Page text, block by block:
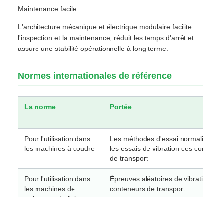
Maintenance facile
L'architecture mécanique et électrique modulaire facilite
l'inspection et la maintenance, réduit les temps d'arrêt et
assure une stabilité opérationnelle à long terme.
Normes internationales de référence
La norme Portée
Pour l'utilisation dans
les machines à coudre
Les méthodes d'essai normalisées
les essais de vibration des
de transport
Pour l'utilisation dans
les machines de
Épreuves aléatoires de vibration
conteneurs de transport